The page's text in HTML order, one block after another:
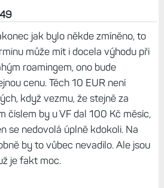
jak bylo někde zmíněno, to
může mít i docela výhodu při
roamingem, ono bude
cenu. Těch 10 EUR není
když vezmu, že stejně za
číslem by u VF dal 100 Kč měsíc,
se nedovolá úplně kdokoli. Na
by to vůbec nevadilo. Ale jsou
je fakt moc.